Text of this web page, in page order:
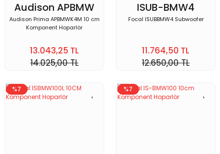
Audison APBMW
K4M
Audison Prima APBMWK4M 10 cm
Komponent Hoparlör
13.043,25 TL
14.025,00 TL
ISUB-BMW4
Focal ISUBBMW4 Subwoofer
11.764,50 TL
12.650,00 TL
%7 %7